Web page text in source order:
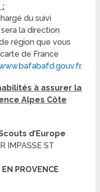
:
du suivi
la direction
région que vous
de France
.
à assurer la
Alpes Côte
d’Europe
IMPASSE ST
EN PROVENCE